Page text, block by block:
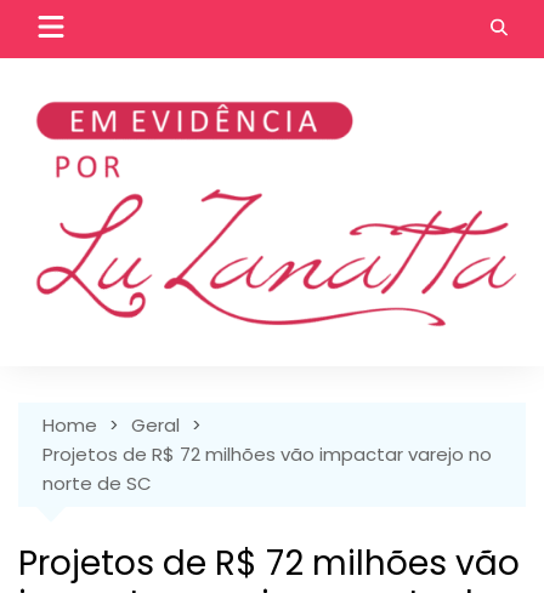
Home
Geral
Projetos de R$ 72 milhões vão impactar varejo no
norte de SC
Projetos de R$ 72 milhões vão